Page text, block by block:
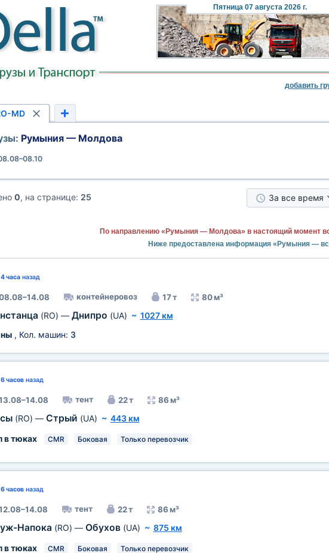
Пятница07 августа 2026 г.
добавить
MD
Румыния — Молдова
0, на странице: 25 За все время
По направлению «Румыния — Молдова» в настоящий момент
Ниже предоставлена информация «Румыния —
4 часаназад
контейнеровоз 17 т 80 м³
(RO) — Днипро (UA) ~ 1027 км
, Кол. машин: 3
6 часовназад
тент 22 т 86 м³
(RO) — Стрый (UA) ~ 443 км
в тюках
CMR Боковая Только перевозчик
6 часовназад
тент 22 т 86 м³
Напока (RO) — Обухов (UA) ~ 875 км
в тюках
CMR Боковая Только перевозчик